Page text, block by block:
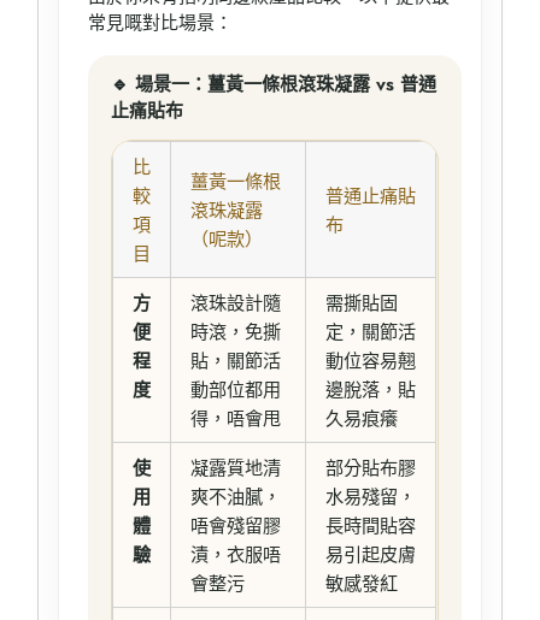
常見嘅對比場景：
🔹 場景一：薑黃一條根滾珠凝露 vs 普通
止痛貼布
比
較
項
目
薑黃一條根
滾珠凝露
（呢款）
普通止痛貼
布
方
便
程
度
滾珠設計隨
時滾，免撕
貼，關節活
動部位都用
得，唔會甩
需撕貼固
定，關節活
動位容易翹
邊脫落，貼
久易痕癢
使
用
體
驗
凝露質地清
爽不油膩，
唔會殘留膠
漬，衣服唔
會整污
部分貼布膠
水易殘留，
長時間貼容
易引起皮膚
敏感發紅